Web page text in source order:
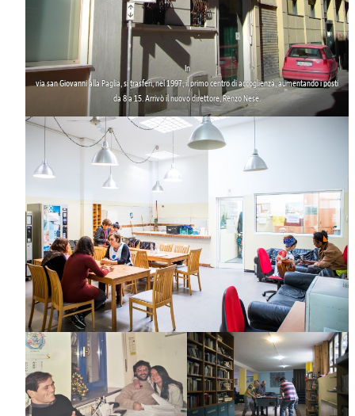
In
via san Giovanni alla Paglia, si trasferì, nel 1997, il primo centro di accoglienza, aumentando i posti
da 8 a 15. Arrivò il nuovo direttore,Renzo Nese.